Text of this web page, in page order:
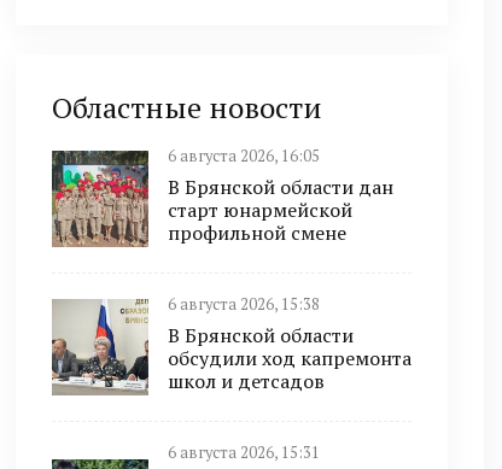
Областные новости
6 августа 2026, 16:05
В Брянской области дан
старт юнармейской
профильной смене
6 августа 2026, 15:38
В Брянской области
обсудили ход капремонта
школ и детсадов
6 августа 2026, 15:31